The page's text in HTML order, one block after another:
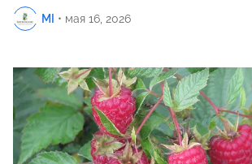
MI • мая 16, 2026